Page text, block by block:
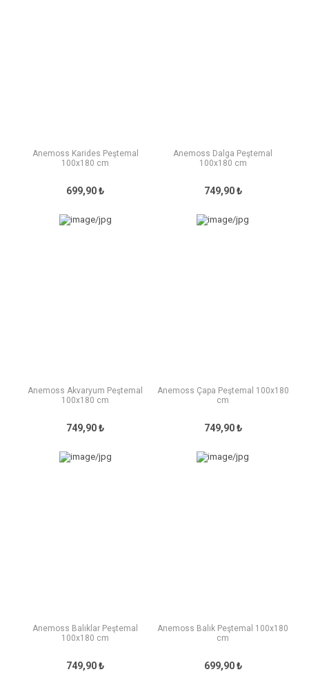
Anemoss Karides Peştemal
100x180 cm
699,90 ₺
Anemoss Dalga Peştemal
100x180 cm
749,90 ₺
Anemoss Akvaryum Peştemal
100x180 cm
749,90 ₺
Anemoss Çapa Peştemal 100x180
cm
749,90 ₺
Anemoss Balıklar Peştemal
100x180 cm
749,90 ₺
Anemoss Balık Peştemal 100x180
cm
699,90 ₺